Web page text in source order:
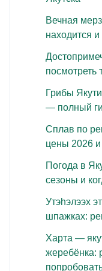
Вечная
находится
посмотреть
Грибы
— полный
Сплав по
цены 2026 и
Погода в
сезоны и
Утэhэлээх
шпажках:
Харта —
жеребёнка: